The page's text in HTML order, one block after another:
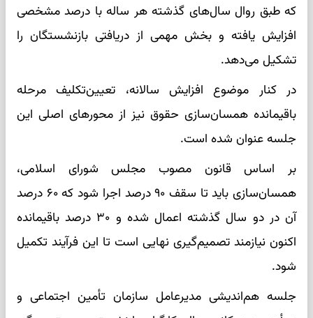
که طبق روال سال‌های گذشته هر ساله با درصد مشخصی
افزایش یافته و بخش مهمی از دریافتی بازنشستگان را
تشکیل می‌دهد.
در کنار موضوع افزایش سالانه، تعیین‌تکلیف مرحله
باقیمانده همسان‌سازی حقوق نیز از محورهای اصلی این
جلسه عنوان شده است.
بر اساس قانون مصوب مجلس شورای اسلامی،
همسان‌سازی باید تا سقف ۹۰ درصد اجرا شود که ۶۰ درصد
آن در دو سال گذشته اعمال شده و ۳۰ درصد باقیمانده
اکنون نیازمند تصمیم‌گیری نهایی است تا این فرآیند تکمیل
شود.
جلسه هم‌اندیشی مدیرعامل سازمان تأمین اجتماعی و